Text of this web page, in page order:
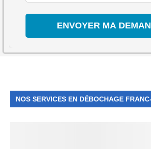
NOS SERVICES EN DÉBOCHAGE